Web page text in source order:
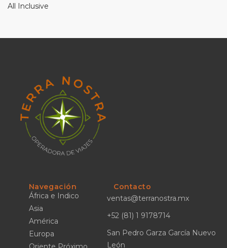
All Inclusive
Navegación
África e Indico
Asia
América
Europa
Contacto
ventas@terranostra.mx
+52 (81) 1 9178714
San Pedro Garza García Nuevo
León